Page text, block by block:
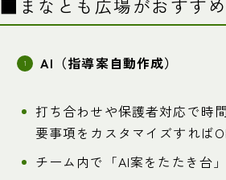
■まなとも広場がおすす
AI（指導案自動作成）
打ち合わせや保護者対応で時
要事項をカスタマイズすれば
チーム内で「AI案をたたき台